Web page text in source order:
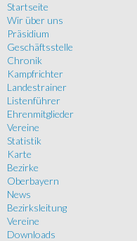
Startseite
Wir über uns
Präsidium
Geschäftsstelle
Chronik
Kampfrichter
Landestrainer
Listenführer
Ehrenmitglieder
Vereine
Statistik
Karte
Bezirke
Oberbayern
News
Bezirksleitung
Vereine
Downloads